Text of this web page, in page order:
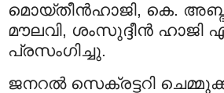
മൊയ്‌തീന്‍ഹാജി, കെ.
മൗലവി, ശംസുദ്ദീന്‍ ഹാജി
പ്രസംഗിച്ചു.
ജനറല്‍ സെക്രട്ടറി